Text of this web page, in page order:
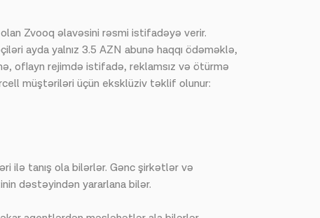
Zvooq əlavəsini rəsmi istifadəyə verir.
ayda yalnız 3.5 AZN abunə haqqı ödəməklə,
oflayn rejimdə istifadə, reklamsız və ötürmə
müştəriləri üçün eksklüziv təklif olunur:
ilə tanış ola bilərlər. Gənc şirkətlər və
dəstəyindən yararlana bilər.